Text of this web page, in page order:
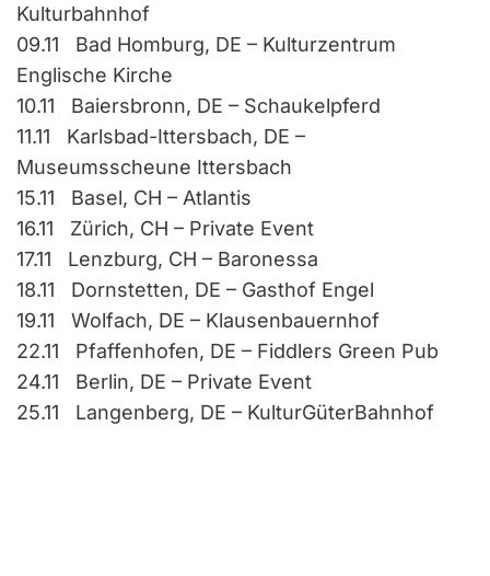
Kulturbahnhof
09.11 Bad Homburg, DE – Kulturzentrum
Englische Kirche
10.11 Baiersbronn, DE – Schaukelpferd
11.11 Karlsbad-Ittersbach, DE –
Museumsscheune Ittersbach
15.11 Basel, CH – Atlantis
16.11 Zürich, CH – Private Event
17.11 Lenzburg, CH – Baronessa
18.11 Dornstetten, DE – Gasthof Engel
19.11 Wolfach, DE – Klausenbauernhof
22.11 Pfaffenhofen, DE – Fiddlers Green Pub
24.11 Berlin, DE – Private Event
25.11 Langenberg, DE – KulturGüterBahnhof